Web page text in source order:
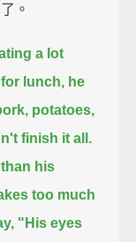
。
a lot
lunch, he
potatoes,
finish it all.
his
too much
"His eyes